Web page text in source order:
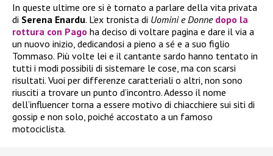
In queste ultime ore si è tornato a parlare della vita privata
di Serena Enardu. L’ex tronista di Uomini e Donne dopo la
rottura con Pago ha deciso di voltare pagina e dare il via a
un nuovo inizio, dedicandosi a pieno a sé e a suo figlio
Tommaso. Più volte lei e il cantante sardo hanno tentato in
tutti i modi possibili di sistemare le cose, ma con scarsi
risultati. Vuoi per differenze caratteriali o altri, non sono
riusciti a trovare un punto d’incontro. Adesso il nome
dell’influencer torna a essere motivo di chiacchiere sui siti di
gossip e non solo, poiché accostato a un famoso
motociclista.